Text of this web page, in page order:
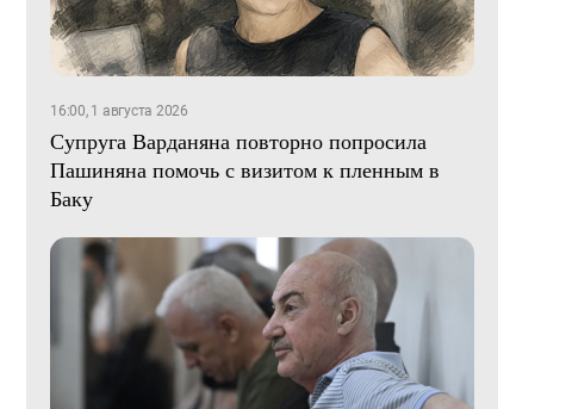
16:00, 1 августа 2026
Супруга Варданяна повторно попросила
Пашиняна помочь с визитом к пленным в
Баку